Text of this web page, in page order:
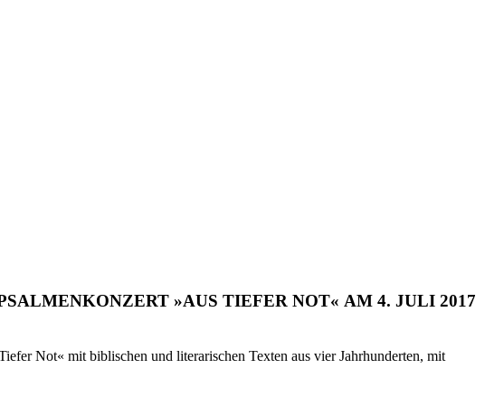
»AUS TIEFER NOT« AM 4. JULI 2017
Not« mit biblischen und literarischen Texten aus vier Jahrhunderten, mit